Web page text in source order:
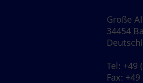
Große
34454
Tel: +49
Fax: +49